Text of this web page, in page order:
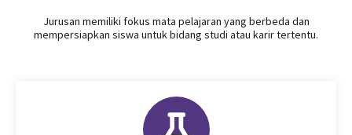
Jurusan memiliki fokus mata pelajaran yang berbeda dan
mempersiapkan siswa untuk bidang studi atau karir tertentu.